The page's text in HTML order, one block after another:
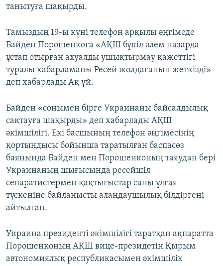
танытуға шақырды.
Тамыздың 19-ы күні телефон арқылы әңгімеде
Байден Порошенкоға «АҚШ бүкіл әлем назарда
ұстап отырған ахуалды ушықтырмау қажеттігі
туралы хабарламаны Ресей жолдағанын жеткізді»
деп хабарлады Ақ үй.
Байден «сонымен бірге Украинаны байсалдылық
сақтауға шақырды» деп хабарлады АҚШ
әкімшілігі. Екі басшының телефон әңгімесінің
қортындысы бойынша таратылған баспасөз
баянында Байден мен Порошенконың таяудан бері
Украинаның шығысында ресейшіл
сепаратистермен қақтығыстар саны ұлғая
түскеніне байланысты алаңдаушылық білдіргені
айтылған.
Украина президенті әкімшілігі таратқан ақпаратта
Порошенконың АҚШ вице-президетін Қырым
автономиялық республикасымен әкімшілік